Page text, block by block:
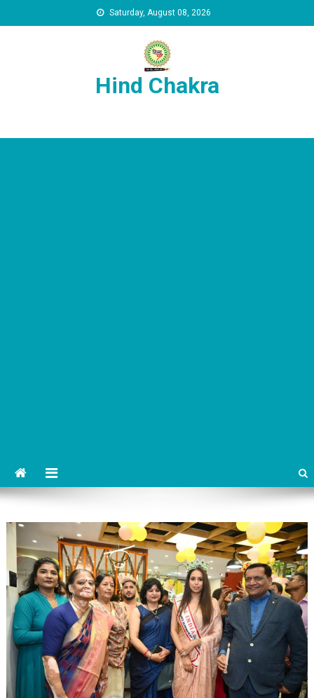
Saturday, August 08, 2026
Hind Chakra